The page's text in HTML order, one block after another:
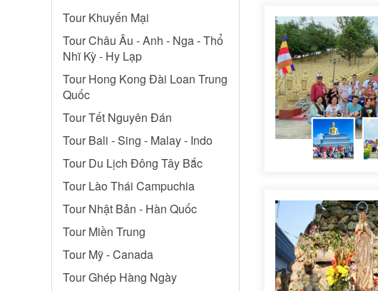
Tour Khuyến Mại
Tour Châu Âu - Anh - Nga - Thổ
Nhĩ Kỳ - Hy Lạp
Tour Hong Kong Đài Loan Trung
Quốc
Tour Tết Nguyên Đán
Tour Bali - Sing - Malay - Indo
Tour Du Lịch Đông Tây Bắc
Tour Lào Thái Campuchia
Tour Nhật Bản - Hàn Quốc
Tour Miền Trung
Tour Mỹ - Canada
Tour Ghép Hàng Ngày